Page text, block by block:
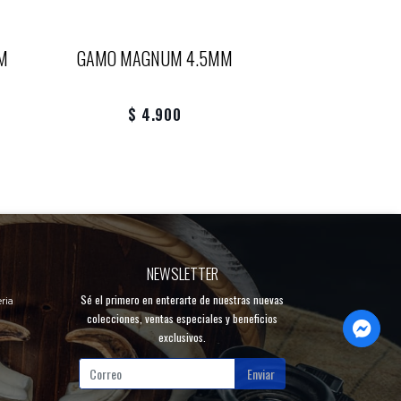
GAMO MAGNUM 4.5MM
$ 4.900
NEWSLETTER
Sé el primero en enterarte de nuestras nuevas
colecciones, ventas especiales y beneficios
exclusivos.
Enviar